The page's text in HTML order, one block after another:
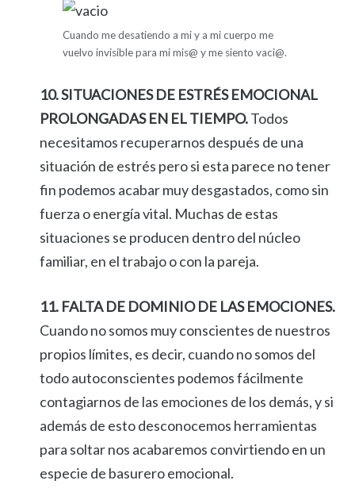
Cuando me desatiendo a mi y a mi cuerpo me
vuelvo invisible para mi mis@ y me siento vaci@.
10. SITUACIONES DE ESTRÉS EMOCIONAL
PROLONGADAS EN EL TIEMPO.Todos
necesitamos recuperarnos después de una
situación de estrés pero si esta parece no tener
fin podemos acabar muy desgastados, como sin
fuerza o energía vital. Muchas de estas
situaciones se producen dentro del núcleo
familiar, en el trabajo o con la pareja.
11. FALTA DE DOMINIO DE LAS EMOCIONES.
Cuando no somos muy conscientes de nuestros
propios límites, es decir, cuando no somos del
todo autoconscientes podemos fácilmente
contagiarnos de las emociones de los demás, y si
además de esto desconocemos herramientas
para soltar nos acabaremos convirtiendo en un
especie de basurero emocional.